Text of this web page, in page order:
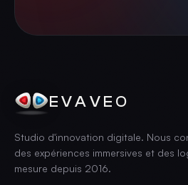
EVAVEO
Studio d'innovation digitale. Nous
des expériences immersives et des
mesure depuis 2016.